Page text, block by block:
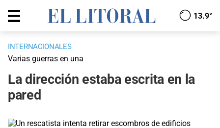
13.9°
INTERNACIONALES
Varias guerras en una
La dirección estaba escrita en la
pared